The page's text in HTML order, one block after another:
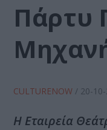
Πάρτυ
CULTURENOW / 20-
Η Εταιρεία